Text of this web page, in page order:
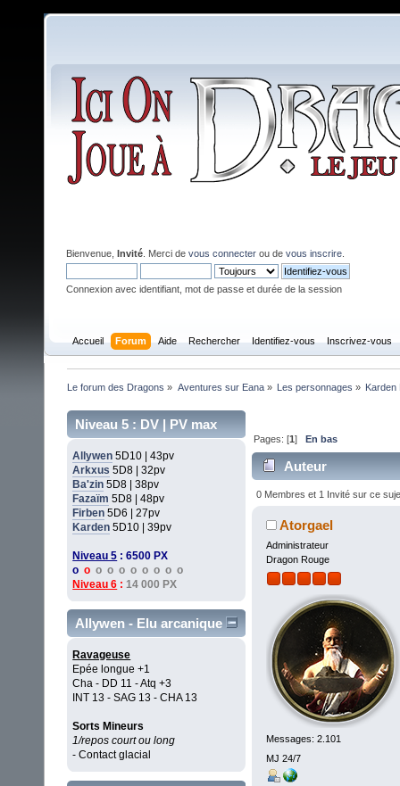
Bienvenue, Invité . Merci de vous connecter ou de vous inscrire
Connexion avec identifiant, mot de passe et durée de la session
Accueil Forum Aide Rechercher Identifiez-vous Inscrivez-vous
Le forum des Dragons » Aventures sur Eana» Les personnages » Karden
Niveau 5 : DV | PV max
Allywen 5D10 | 43pv
Arkxus 5D8 | 32pv
Ba'zin 5D8 | 38pv
Fazaïm 5D8 | 48pv
Firben 5D6 | 27pv
Karden 5D10 | 39pv
Niveau 5 : 6500 PX
oo o o o o o o o o
Niveau 6 : 14 000 PX
Allywen - Elu arcanique
Ravageuse
Epée longue +1
Cha - DD 11 - Atq +3
INT 13 - SAG 13 - CHA 13
Sorts Mineurs
1/repos court ou long
- Contact glacial
Pages: [1]En bas
Auteur
0 Membres et 1 Invité sur ce
Atorgael
Administrateur
Dragon Rouge
Messages: 2.101
MJ 24/7